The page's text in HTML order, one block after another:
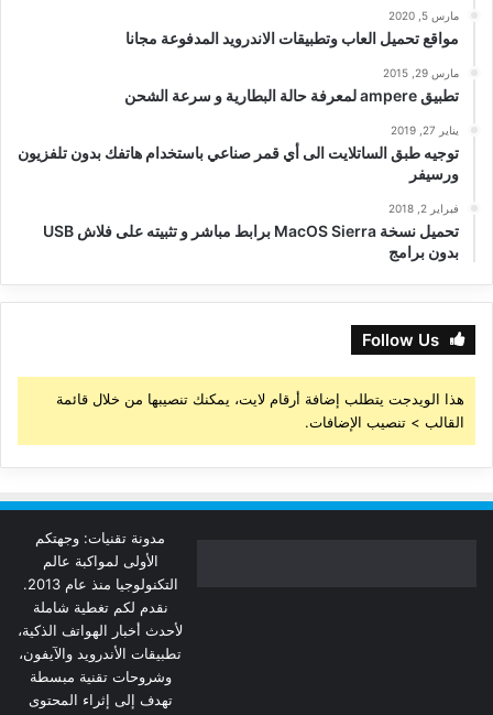
مارس 5, 2020
مواقع تحميل العاب وتطبيقات الاندرويد المدفوعة مجانا
مارس 29, 2015
تطبيق ampere لمعرفة حالة البطارية و سرعة الشحن
يناير 27, 2019
توجيه طبق الساتلايت الى أي قمر صناعي باستخدام هاتفك بدون تلفزيون
ورسيفر
فبراير 2, 2018
تحميل نسخة MacOS Sierra برابط مباشر و تثبيته على فلاش USB
بدون برامج
Follow Us
هذا الويدجت يتطلب إضافة أرقام لايت، يمكنك تنصيبها من خلال قائمة
القالب > تنصيب الإضافات.
مدونة تقنيات: وجهتكم
الأولى لمواكبة عالم
التكنولوجيا منذ عام 2013.
نقدم لكم تغطية شاملة
لأحدث أخبار الهواتف الذكية،
تطبيقات الأندرويد والآيفون،
وشروحات تقنية مبسطة
تهدف إلى إثراء المحتوى